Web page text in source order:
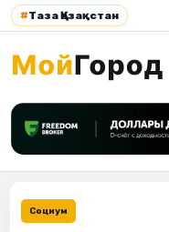
#Таза Қазақстан
Социум